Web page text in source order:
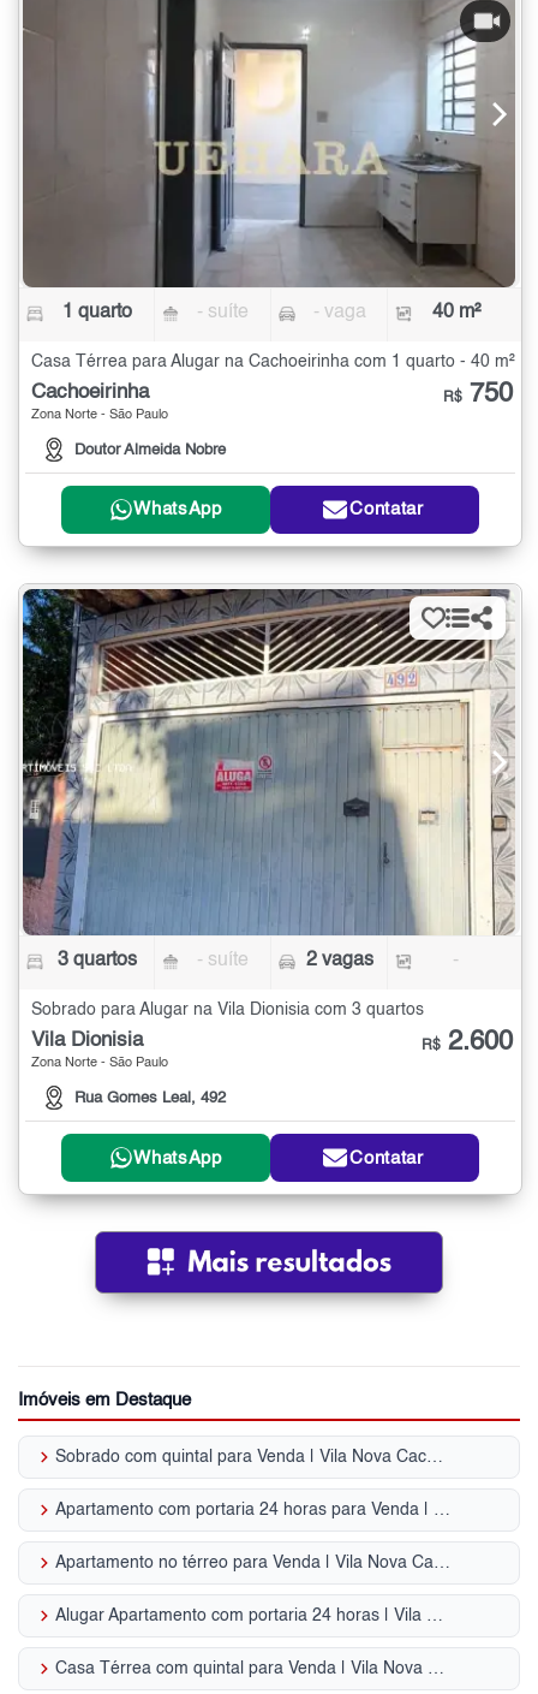
1 quarto - suíte - vaga 40 m²
Casa Térrea para Alugar na Cachoeirinha com 1 quarto - 40 m²
Cachoeirinha
Zona Norte - São Paulo
Doutor Almeida Nobre
R$ 750
WhatsApp Contatar
3 quartos - suíte 2 vagas -
Sobrado para Alugar na Vila Dionisia com 3 quartos
Vila Dionisia
Zona Norte - São Paulo
Rua Gomes Leal, 492
R$ 2.600
WhatsApp Contatar
Imóveis em Destaque
keyboard_arrow_right Sobrado com quintal para Venda | Vila Nova Cachoeirinha
keyboard_arrow_right Apartamento com portaria 24 horas para Venda | Vila Nova Cachoeirinha
keyboard_arrow_right Apartamento no térreo para Venda | Vila Nova Cachoeirinha
keyboard_arrow_right Alugar Apartamento com portaria 24 horas | Vila Nova Cachoeirinha
keyboard_arrow_right Casa Térrea com quintal para Venda | Vila Nova Cachoeirinha